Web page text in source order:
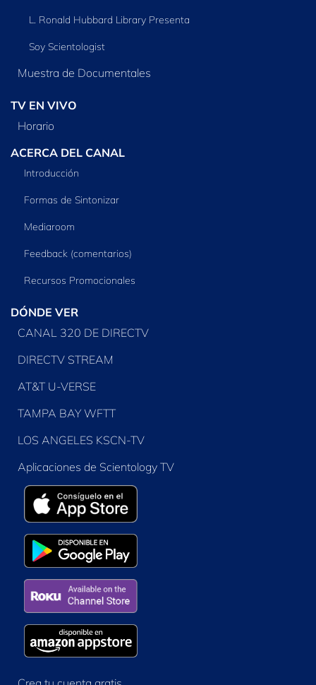
L. Ronald Hubbard Library Presenta
Soy Scientologist
Muestra de Documentales
TV EN VIVO
Horario
ACERCA DEL CANAL
Introducción
Formas de Sintonizar
Mediaroom
Feedback (comentarios)
Recursos Promocionales
DÓNDE VER
CANAL 320 DE DIRECTV
DIRECTV STREAM
AT&T U-VERSE
TAMPA BAY WFTT
LOS ANGELES KSCN-TV
Aplicaciones de Scientology TV